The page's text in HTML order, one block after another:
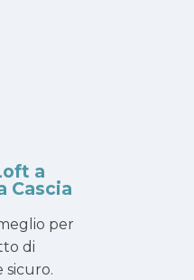
a
Cascia
per
di
sicuro.